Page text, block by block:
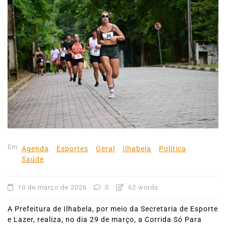
Em Agenda Esportes Geral Ilhabela
Política
Saúde
10 de março de 2026 0 62 words
A Prefeitura de Ilhabela, por meio da Secretaria de Esporte
e Lazer, realiza, no dia 29 de março, a Corrida Só Para